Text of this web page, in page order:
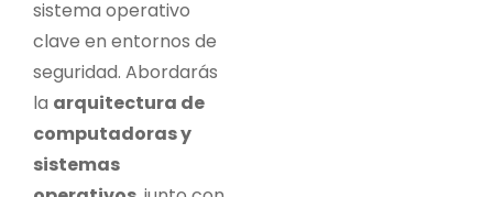
sistema operativo
clave en entornos de
seguridad. Abordarás
la arquitectura de
computadoras y
sistemas